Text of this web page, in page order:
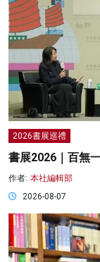
2026書展巡禮
書展2026｜百無
作者: 本社編輯部
2026-08-07